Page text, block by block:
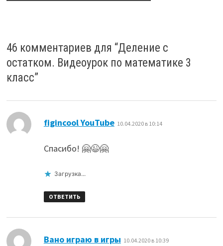
46 комментариев для “Деление с
остатком. Видеоурок по математике 3
класс”
figincool YouTube: 10.04.2020 в 10:14
Спасибо! 🤗😉🤗
Загрузка...
ОТВЕТИТЬ
Вано играю в игры 10.04.2020 в 10:39